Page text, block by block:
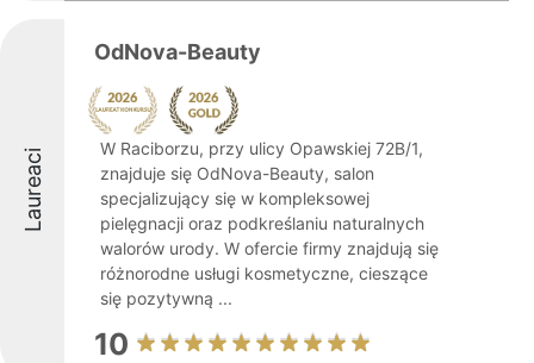
Laureaci
OdNova-Beauty
W Raciborzu, przy ulicy Opawskiej 72B/1,
znajduje się OdNova-Beauty, salon
specjalizujący się w kompleksowej
pielęgnacji oraz podkreślaniu naturalnych
walorów urody. W ofercie firmy znajdują się
różnorodne usługi kosmetyczne, cieszące
się pozytywną ...
10